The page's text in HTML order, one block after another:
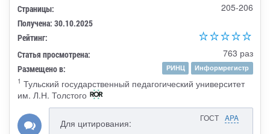
Страницы: 205-206
Получена: 30.10.2025
Рейтинг:
Статья просмотрена:
763 раз
Размещено в: РИНЦ
Информрегистр
1 Тульский государственный педагогический университет
им. Л.Н. Толстого
ГОСТ APA
Для цитирования: